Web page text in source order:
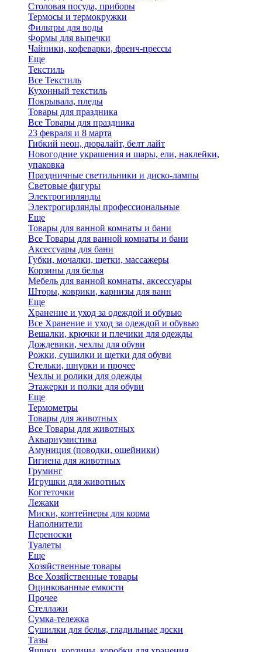
Столовая посуда, приборы
Термосы и термокружки
Фильтры для воды
Формы для выпечки
Чайники, кофеварки, френч-прессы
Еще
Текстиль
Все Текстиль
Кухонный текстиль
Покрывала, пледы
Товары для праздника
Все Товары для праздника
23 февраля и 8 марта
Гибкий неон, дюралайт, белт лайт
Новогодние украшения и шары, ели, наклейки,
упаковка
Праздничные светильники и диско-лампы
Световые фигуры
Электрогирлянды
Электрогирлянды профессиональные
Еще
Товары для ванной комнаты и бани
Все Товары для ванной комнаты и бани
Аксессуары для бани
Губки, мочалки, щетки, массажеры
Корзины для белья
Мебель для ванной комнаты, аксессуары
Шторы, коврики, карнизы для ванн
Еще
Хранение и уход за одеждой и обувью
Все Хранение и уход за одеждой и обувью
Вешалки, крючки и плечики для одежды
Дождевики, чехлы для обуви
Рожки, сушилки и щетки для обуви
Стельки, шнурки и прочее
Чехлы и ролики для одежды
Этажерки и полки для обуви
Еще
Термометры
Товары для животных
Все Товары для животных
Аквариумистика
Амуниция (поводки, ошейники)
Гигиена для животных
Груминг
Игрушки для животных
Когтеточки
Лежаки
Миски, контейнеры для корма
Наполнители
Переноски
Туалеты
Еще
Хозяйственные товары
Все Хозяйственные товары
Оцинкованные емкости
Прочее
Стеллажи
Сумка-тележка
Сушилки для белья, гладильные доски
Тазы